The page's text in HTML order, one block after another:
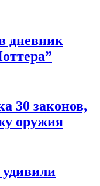
дневник
30 законов,
оружия